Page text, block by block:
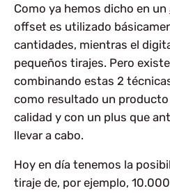
Como ya hemos dicho en un
offset es utilizado
cantidades, mientras el
pequeños tirajes. Pero
combinando estas 2
como resultado un
calidad y con un plus que
llevar a cabo.
Hoy en día tenemos la
tiraje de, por ejemplo,